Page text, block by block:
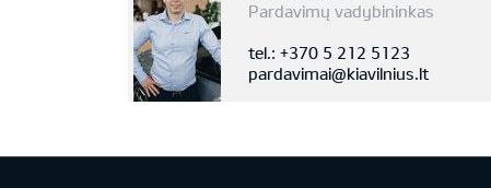
Pardavimų vadybininkas
tel.: +370 5 212 5123
pardavimai@kiavilnius.lt